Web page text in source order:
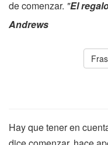
de comenzar. "El
Andrews
Hay que tener en